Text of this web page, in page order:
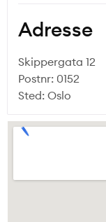
Adresse
Skippergata 12
Postnr: 0152
Sted: Oslo